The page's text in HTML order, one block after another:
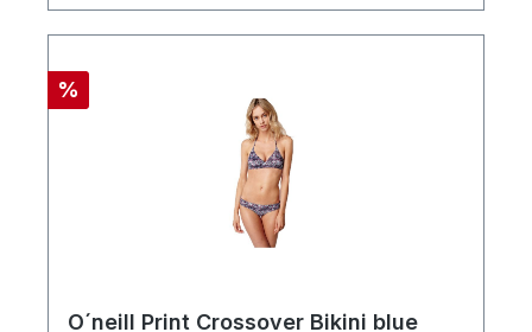
%
O´neill Print Crossover Bikini blue